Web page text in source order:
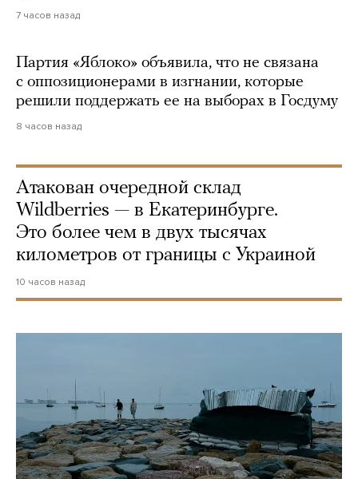
7 часов назад
Партия «Яблоко» объявила, что не связана
с оппозиционерами в изгнании, которые
решили поддержать ее на выборах в Госдуму
8 часов назад
Атакован очередной склад
Wildberries — в Екатеринбурге.
Это более чем в двух тысячах
километров от границы с Украиной
10 часов назад